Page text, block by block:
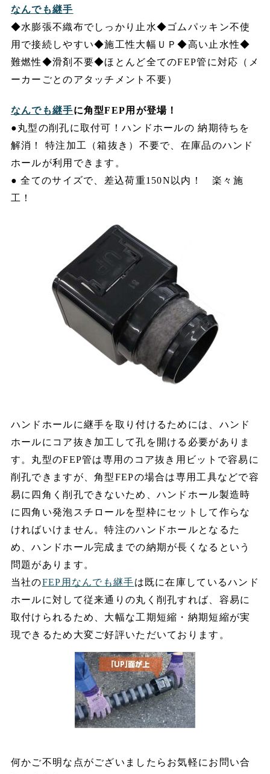
なんでも継手
◆水膨張不織布でしっかり止水◆ゴムパッキン不使
用で接続しやすい◆施工性大幅ＵＰ◆高い止水性◆
難燃性◆滑剤不要◆ほとんど全てのFEP管に対応（メ
ーカーごとのアタッチメント不要）
なんでも継手に角型FEP用が登場！
●丸型の削孔に取付可！ハンドホールの 納期待ちを
解消！ 特注加工（箱抜き）不要で、在庫品のハンド
ホールが利用できます。
● 全てのサイズで、差込荷重150N以内！ 楽々施
工！
ハンドホールに継手を取り付けるためには、ハンド
ホールにコア抜き加工して孔を開ける必要がありま
す。丸型のFEP管は専用のコア抜き用ビットで容易に
削孔できますが、角型FEPの場合は専用工具などで容
易に四角く削孔できないため、ハンドホール製造時
に四角い発泡スチロールを型枠にセットして作らな
ければいけません。特注のハンドホールとなるた
め、ハンドホール完成までの納期が長くなるという
問題があります。
当社のFEP用なんでも継手は既に在庫しているハンド
ホールに対して従来通りの丸く削孔すれば、容易に
取付けられるため、大幅な工期短縮・納期短縮が実
現できるため大変ご好評いただいております。
何かご不明な点がございましたらお気軽にお問い合